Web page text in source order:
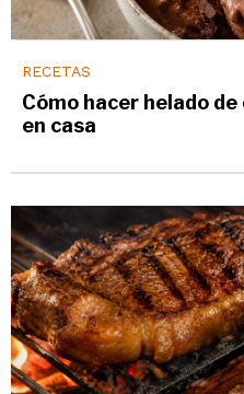
RECETAS
Cómo hacer helado
en casa